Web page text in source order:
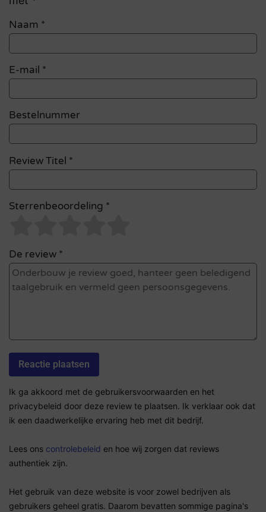
Naam *
E-mail *
Bestelnummer
Review Titel *
Sterrenbeoordeling *
De review *
Ik ga akkoord met de gebruikersvoorwaarden en het
privacybeleid door deze review te plaatsen. Ik verklaar ook dat
ik een daadwerkelijke ervaring heb met dit bedrijf.
Lees ons controlebeleid en hoe wij zorgen dat reviews
authentiek zijn.
Het gebruik van deze website is voor zowel bedrijven als
gebruikers geheel gratis. Daarom bevatten sommige pagina's